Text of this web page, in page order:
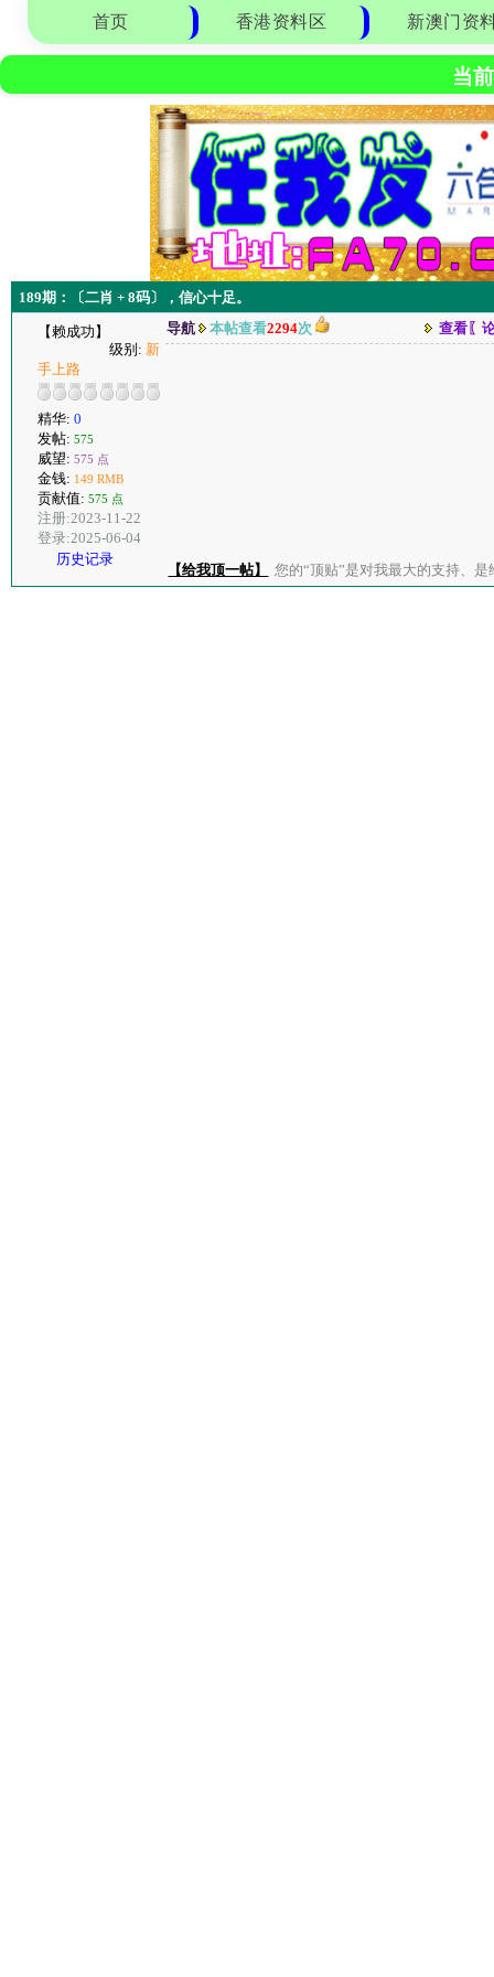
首页 香港资料区 新澳门资
当
189期：〔二肖 + 8码〕，信心十足。
【赖成功】
级别: 新
手上路
精华: 0
发帖: 575
威望: 575 点
金钱: 149 RMB
贡献值: 575 点
注册:2023-11-22
登录:2025-06-04
历史记录
导航 本帖查看2294次 查看〖
【给我顶一帖】 您的“顶贴”是对我最大的支持、